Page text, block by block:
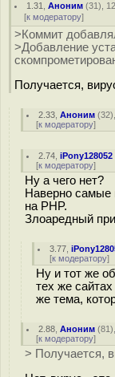
1.31 ,Аноним (31),
[к модератору]
>Коммит
>Добавление
Получается,
2.33 ,Аноним (32
[к модератору]
2.74 ,iPony128052
[к модератору]
Ну а чего нет?
Наверно самые
на PHP.
Злоаредный
3.77 ,
[к модератору]
Ну и тот же
тех же
же тема,
2.88 ,Аноним (81
[к модератору]
> Получается,